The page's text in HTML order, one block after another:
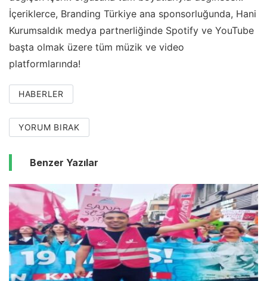
İçeriklerce, Branding Türkiye ana sponsorluğunda, Hani
Kurumsaldık medya partnerliğinde Spotify ve YouTube
başta olmak üzere tüm müzik ve video
platformlarında!
HABERLER
YORUM BIRAK
Benzer Yazılar